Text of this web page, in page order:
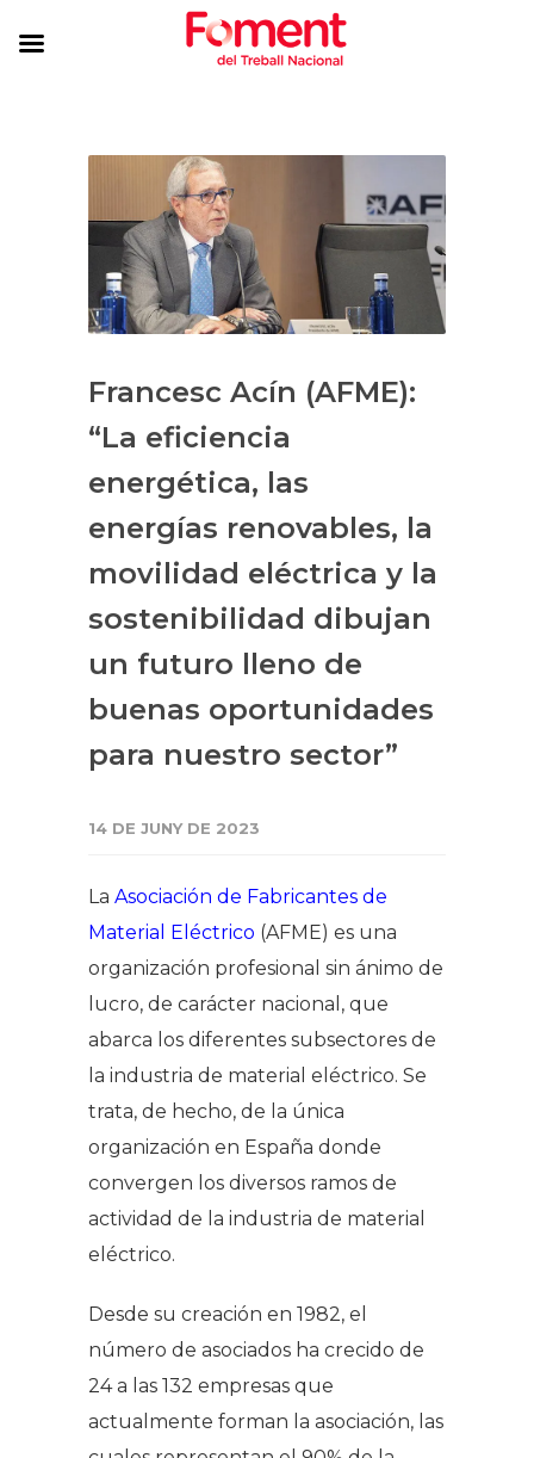
Francesc Acín (AFME):
“La eficiencia
energética, las
energías renovables, la
movilidad eléctrica y la
sostenibilidad dibujan
un futuro lleno de
buenas oportunidades
para nuestro sector”
14 DE JUNY DE 2023
La Asociación de Fabricantes de
Material Eléctrico (AFME) es una
organización profesional sin ánimo de
lucro, de carácter nacional, que
abarca los diferentes subsectores de
la industria de material eléctrico. Se
trata, de hecho, de la única
organización en España donde
convergen los diversos ramos de
actividad de la industria de material
eléctrico.
Desde su creación en 1982, el
número de asociados ha crecido de
24 a las 132 empresas que
actualmente forman la asociación, las